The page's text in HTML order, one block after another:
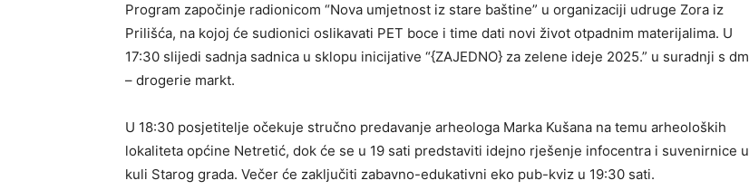
Program započinje radionicom “Nova umjetnost iz stare baštine” u organizaciji udruge Zora iz
Prilišća, na kojoj će sudionici oslikavati PET boce i time dati novi život otpadnim materijalima. U
17:30 slijedi sadnja sadnica u sklopu inicijative “{ZAJEDNO} za zelene ideje 2025.” u suradnji s dm
– drogerie markt.
U 18:30 posjetitelje očekuje stručno predavanje arheologa Marka Kušana na temu arheoloških
lokaliteta općine Netretić, dok će se u 19 sati predstaviti idejno rješenje infocentra i suvenirnice u
kuli Starog grada. Večer će zaključiti zabavno-edukativni eko pub-kviz u 19:30 sati.